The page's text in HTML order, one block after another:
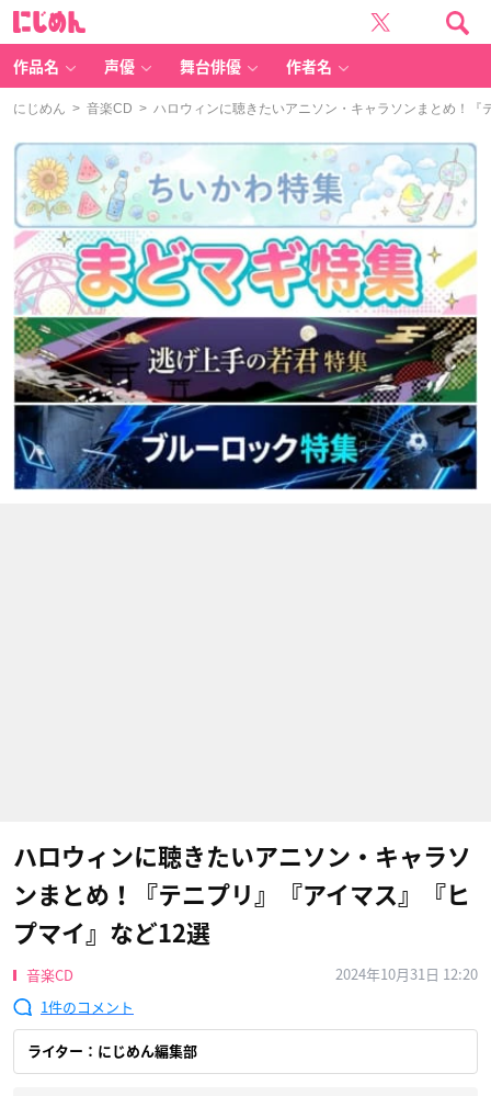
作品名 声優 舞台俳優 作者名
にじめん > 音楽CD > ハロウィンに聴きたいアニソン・キャラソンまとめ！『
ハロウィンに聴きたいアニソン・キャラソ
ンまとめ！『テニプリ』『アイマス』『ヒ
プマイ』など12選
音楽CD
2024年10月31日 12:20
1
ライター：にじめん編集部